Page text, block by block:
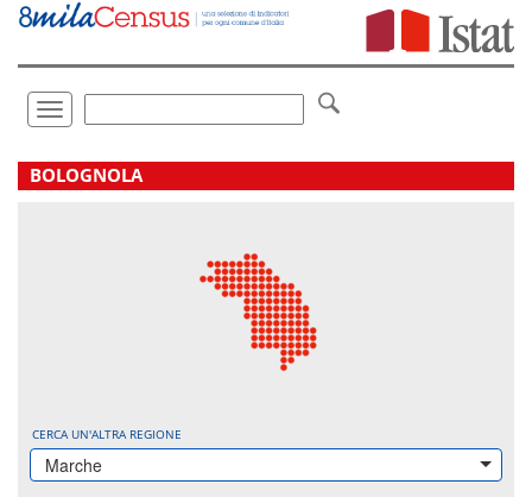
Vai
direttamente
Toggle
navigation
.
BOLOGNOLA
CERCA UN'ALTRA REGIONE
Marche